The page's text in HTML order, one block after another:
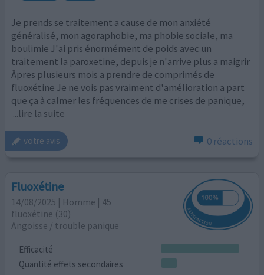
Je prends se traitement a cause de mon anxiété
généralisé, mon agoraphobie, ma phobie sociale, ma
boulimie J'ai pris énormément de poids avec un
traitement la paroxetine, depuis je n'arrive plus a maigrir
Âpres plusieurs mois a prendre de comprimés de
fluoxétine Je ne vois pas vraiment d'amélioration a part
que ça à calmer les fréquences de me crises de panique,
...lire la suite
votre avis 0 réactions
Fluoxétine
14/08/2025 | Homme | 45
fluoxétine (30)
Angoisse / trouble panique
Efficacité
Quantité effets secondaires